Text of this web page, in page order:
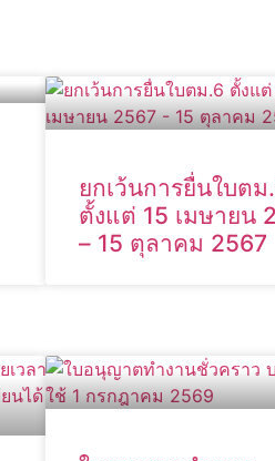
ยกเว้นการยื่นใบตม
ตั้งแต่ 15 เมษายน
– 15 ตุลาคม 2567